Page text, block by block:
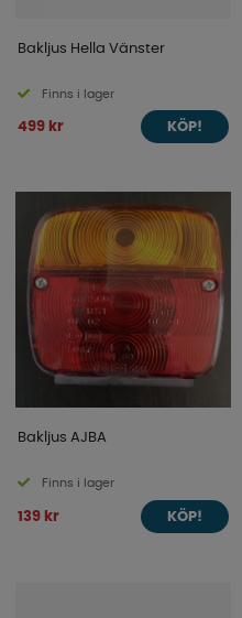
Bakljus Hella Vänster
Finns i lager
499 kr KÖP!
Bakljus AJBA
Finns i lager
139 kr KÖP!